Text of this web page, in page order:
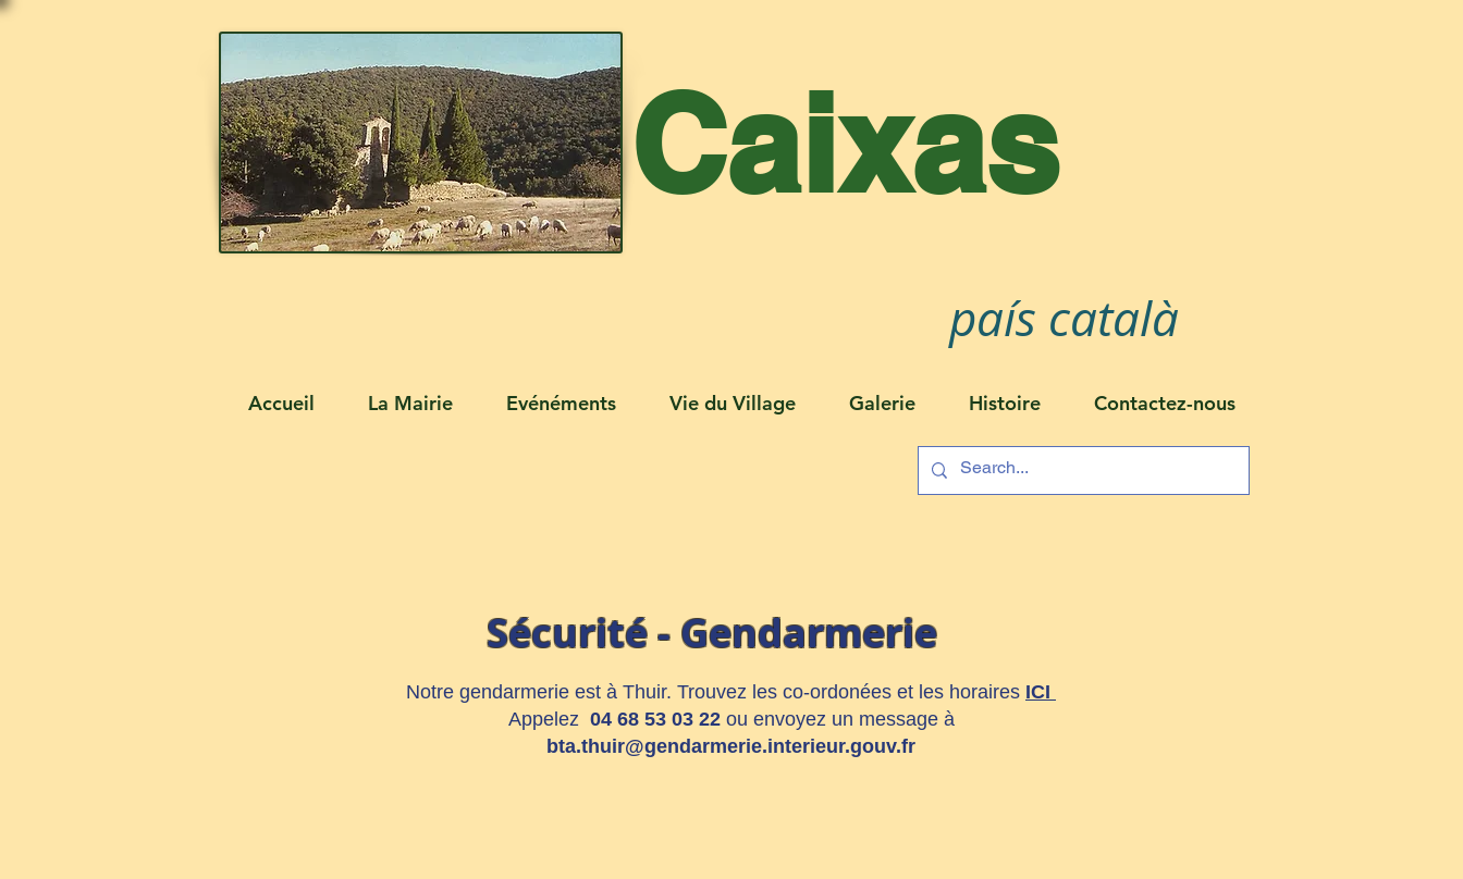
Caixas
país català
Accueil La Mairie Evénéments Vie du Village Galerie Histoire Contactez-nous
Sécurité - Gendarmerie
Notre gendarmerie est à Thuir. Trouvez les co-ordonées et les horaires ICI
Appelez 04 68 53 03 22 ou envoyez un message à
bta.thuir@gendarmerie.interieur.gouv.fr